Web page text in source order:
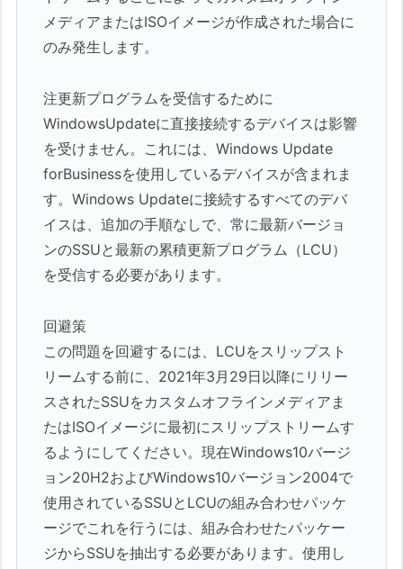
メディアまたはISOイメージが作成された場合に
のみ発生します。
注更新プログラムを受信するために
WindowsUpdateに直接接続するデバイスは影響
を受けません。これには、Windows Update
forBusinessを使用しているデバイスが含まれま
す。Windows Updateに接続するすべてのデバ
イスは、追加の手順なしで、常に最新バージョ
ンのSSUと最新の累積更新プログラム（LCU）
を受信する必要があります。
回避策
この問題を回避するには、LCUをスリップスト
リームする前に、2021年3月29日以降にリリー
スされたSSUをカスタムオフラインメディアま
たはISOイメージに最初にスリップストリームす
るようにしてください。現在Windows10バージ
ョン20H2およびWindows10バージョン2004で
使用されているSSUとLCUの組み合わせパッケ
ージでこれを行うには、組み合わせたパッケー
ジからSSUを抽出する必要があります。使用し